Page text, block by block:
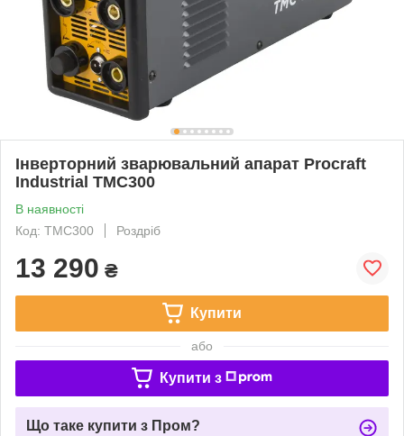
Інверторний зварювальний апарат Procraft
Industrial TMC300
В наявності
Код: TMC300
Роздріб
13 290 ₴
Купити
або
Купити з
Що таке купити з Пром?